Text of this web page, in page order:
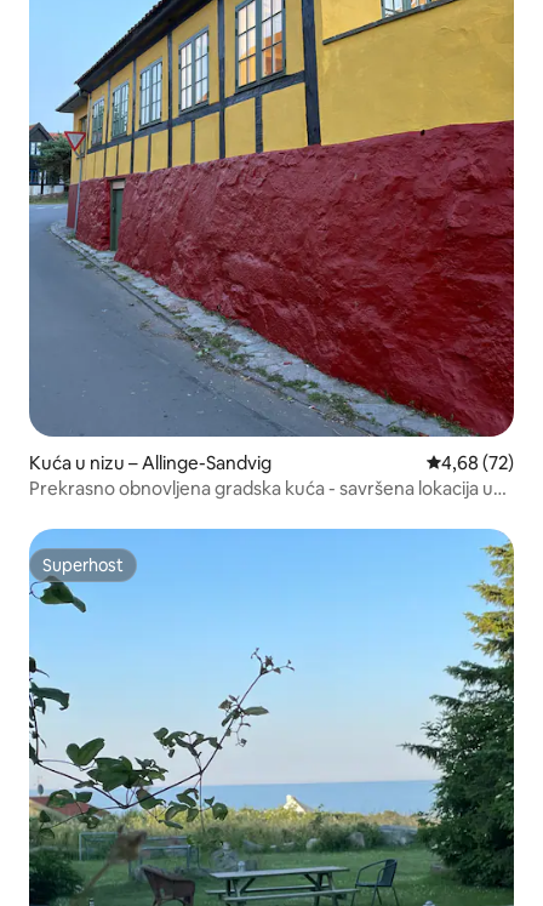
Kuća u nizu – Allinge-Sandvig Prosječna
4,68 (72)
Prekrasno obnovljena gradska kuća - savršena lokacija u
Superhost
Superhost